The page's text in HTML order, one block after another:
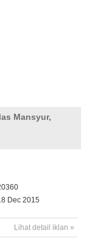
Mansyur,
Dec 2015
Lihat detail iklan »